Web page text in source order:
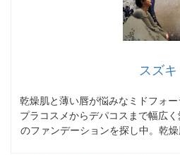
スズキ
乾燥肌と薄い唇が悩みなミドフォ
プラコスメからデパコスまで幅広
のファンデーションを探し中。乾